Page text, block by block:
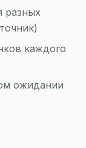
разных
каждого
ожидании